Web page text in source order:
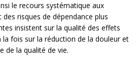
le recours systématique aux
risques de dépendance plus
insistent sur la qualité des effets
la fois sur la réduction de la douleur et
de la qualité de vie.